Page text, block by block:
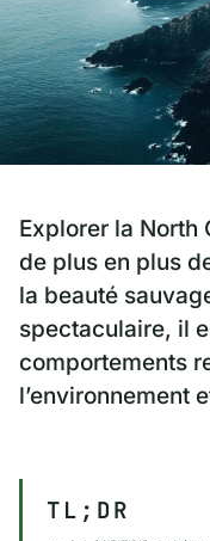
Explorer la North
de plus en plus
la beauté
spectaculaire, il
comportements
l’environnement
TL;DR